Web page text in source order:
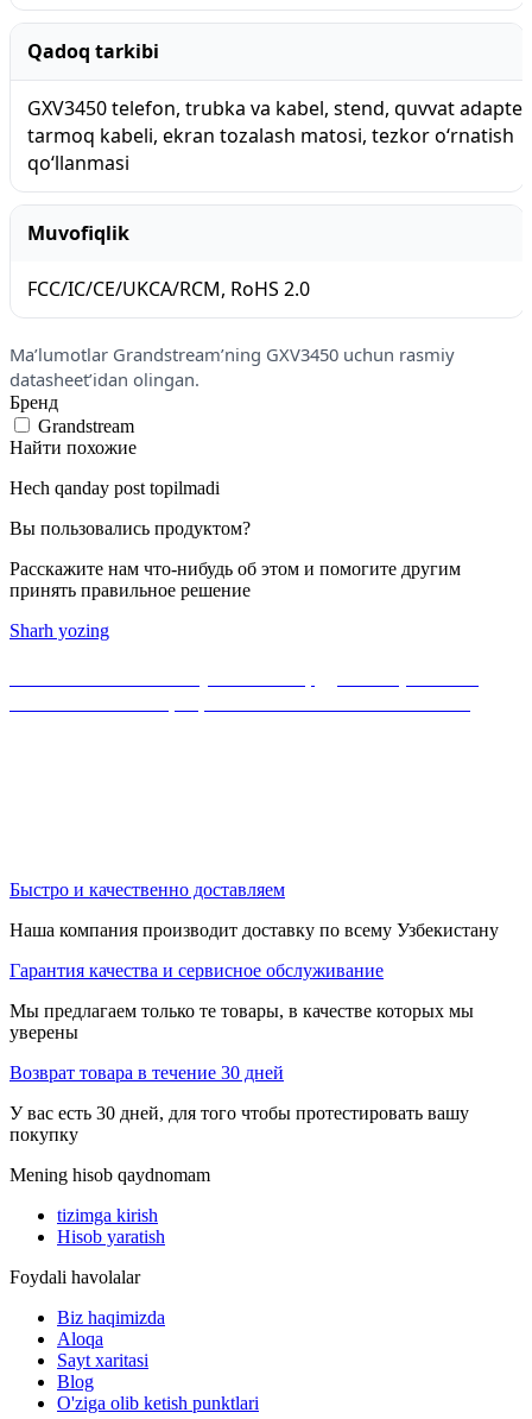
Qadoq tarkibi
GXV3450 telefon, trubka va kabel, stend, quvvat
tarmoq kabeli, ekran tozalash matosi, tezkor o‘rnatish
qo‘llanmasi
Muvofiqlik
FCC/IC/CE/UKCA/RCM, RoHS 2.0
Ma’lumotlar Grandstream’ning GXV3450 uchun rasmiy
datasheet’idan olingan.
Бренд
Grandstream
Найти похожие
Hech qanday post topilmadi
Вы пользовались продуктом?
Расскажите нам что-нибудь об этом и помогите другим
принять правильное решение
Sharh yozing
Быстро и качественно доставляем
Наша компания производит доставку по всему Узбекистану
Гарантия качества и сервисное обслуживание
Мы предлагаем только те товары, в качестве которых мы
уверены
Возврат товара в течение 30 дней
У вас есть 30 дней, для того чтобы протестировать вашу
покупку
Mening hisob qaydnomam
tizimga kirish
Hisob yaratish
Foydali havolalar
Biz haqimizda
Aloqa
Sayt xaritasi
Blog
O'ziga olib ketish punktlari